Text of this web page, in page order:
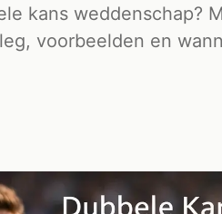
kans weddenschap?
voorbeelden en